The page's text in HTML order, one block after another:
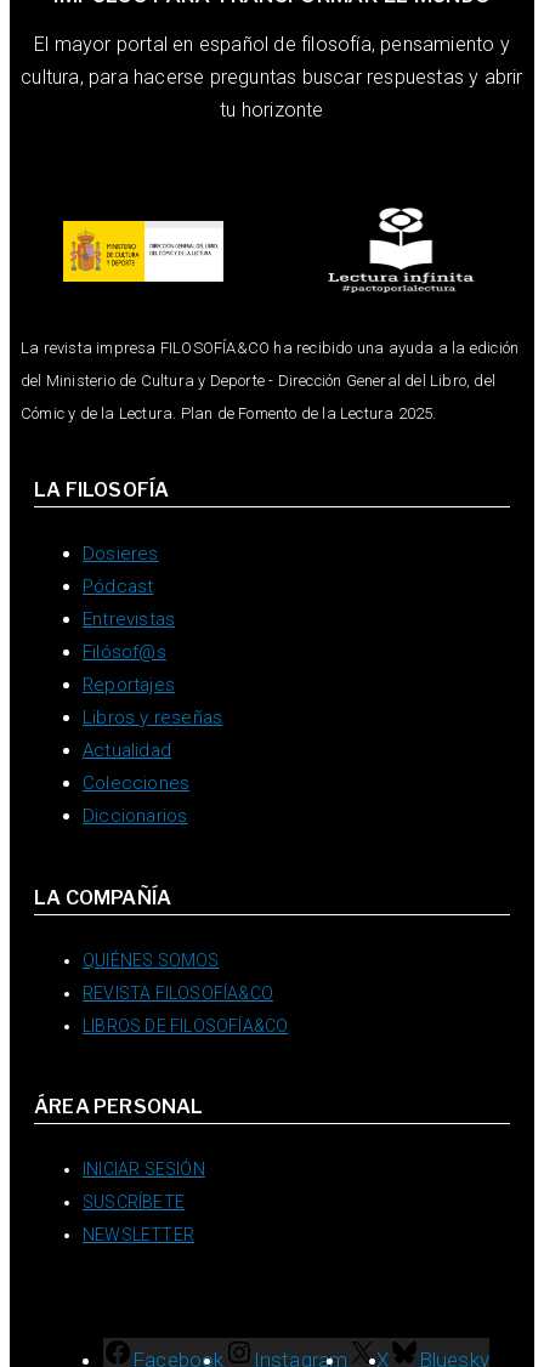
El mayor portal en español de filosofía, pensamiento y
cultura, para hacerse preguntas buscar respuestas y abrir
tu horizonte
La revista impresa FILOSOFÍA&CO ha recibido una ayuda a la edición
del Ministerio de Cultura y Deporte - Dirección General del Libro, del
Cómic y de la Lectura. Plan de Fomento de la Lectura 2025.
LA FILOSOFÍA
Dosieres
Pódcast
Entrevistas
Filósof@s
Reportajes
Libros y reseñas
Actualidad
Colecciones
Diccionarios
LA COMPAÑÍA
QUIÉNES SOMOS
REVISTA FILOSOFÍA&CO
LIBROS DE FILOSOFÍA&CO
ÁREA PERSONAL
INICIAR SESIÓN
SUSCRÍBETE
NEWSLETTER
Facebook Instagram X
Bluesky